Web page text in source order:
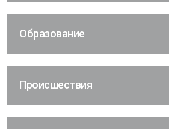
Образование
Происшествия